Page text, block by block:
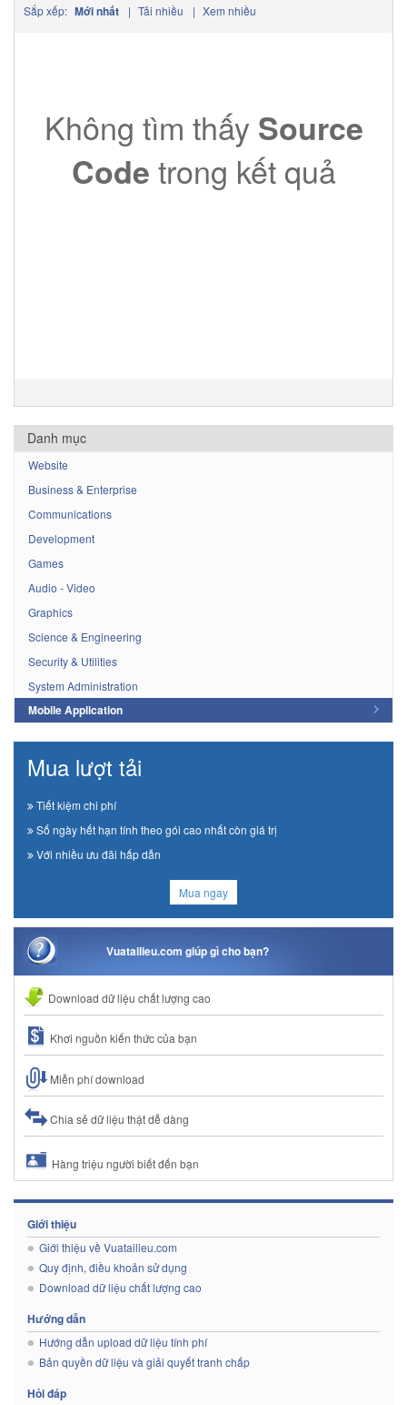
Sắp xếp: Mới nhất | Tải nhiều | Xem nhiều
Không tìm thấy Source
Code trong kết quả
Danh mục
Website
Business & Enterprise
Communications
Development
Games
Audio - Video
Graphics
Science & Engineering
Security & Utilities
System Administration
Mobile Application
Mua lượt tải
Tiết kiệm chi phí
Số ngày hết hạn tính theo gói cao nhất còn giá trị
Với nhiều ưu đãi hấp dẫn
Mua ngay
Vuatailieu.com giúp gì cho bạn?
Download dữ liệu chất lượng cao
Khơi nguồn kiến thức của bạn
Miễn phí download
Chia sẻ dữ liệu thật dễ dàng
Hàng triệu người biết đến bạn
Giới thiệu
Giới thiệu về Vuatailieu.com
Quy định, điều khoản sử dụng
Download dữ liệu chất lượng cao
Hướng dẫn
Hướng dẫn upload dữ liệu tính phí
Bản quyền dữ liệu và giải quyết tranh chấp
Hỏi đáp